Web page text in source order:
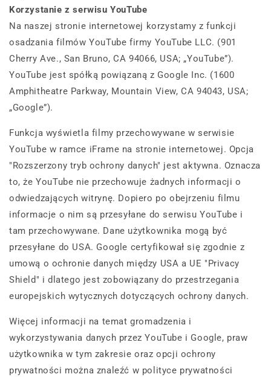
Korzystanie z serwisu YouTube
Na naszej stronie internetowej korzystamy z funkcji
osadzania filmów YouTube firmy YouTube LLC. (901
Cherry Ave., San Bruno, CA 94066, USA; „YouTube”).
YouTube jest spółką powiązaną z Google Inc. (1600
Amphitheatre Parkway, Mountain View, CA 94043, USA;
„Google”).
Funkcja wyświetla filmy przechowywane w serwisie
YouTube w ramce iFrame na stronie internetowej. Opcja
"Rozszerzony tryb ochrony danych" jest aktywna. Oznacza
to, że YouTube nie przechowuje żadnych informacji o
odwiedzających witrynę. Dopiero po obejrzeniu filmu
informacje o nim są przesyłane do serwisu YouTube i
tam przechowywane. Dane użytkownika mogą być
przesyłane do USA. Google certyfikował się zgodnie z
umową o ochronie danych między USA a UE "Privacy
Shield" i dlatego jest zobowiązany do przestrzegania
europejskich wytycznych dotyczących ochrony danych.
Więcej informacji na temat gromadzenia i
wykorzystywania danych przez YouTube i Google, praw
użytkownika w tym zakresie oraz opcji ochrony
prywatności można znaleźć w polityce prywatności